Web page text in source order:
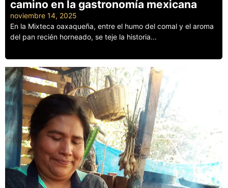
camino en la gastronomía mexicana
noviembre 14, 2025
En la Mixteca oaxaqueña, entre el humo del comal y el aroma
del pan recién horneado, se teje la historia...